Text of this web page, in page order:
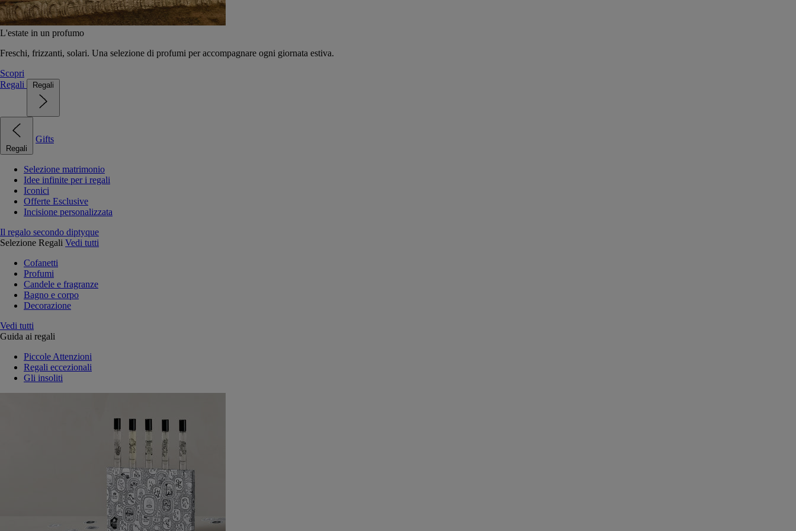
L'estate in un profumo
Freschi, frizzanti, solari. Una selezione di profumi per accompagnare ogni giornata estiva.
Scopri
Regali
Regali
Regali
Gifts
Selezione matrimonio
Idee infinite per i regali
Iconici
Offerte Esclusive
Incisione personalizzata
Il regalo secondo diptyque
Selezione Regali Vedi tutti
Cofanetti
Profumi
Candele e fragranze
Bagno e corpo
Decorazione
Vedi tutti
Guida ai regali
Piccole Attenzioni
Regali eccezionali
Gli insoliti